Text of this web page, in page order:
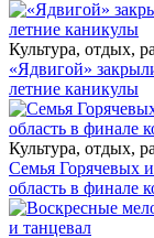
Культура, отдых,
«Ядвигой»
летние каникулы
Культура, отдых,
Семья Горячевых
область в финале